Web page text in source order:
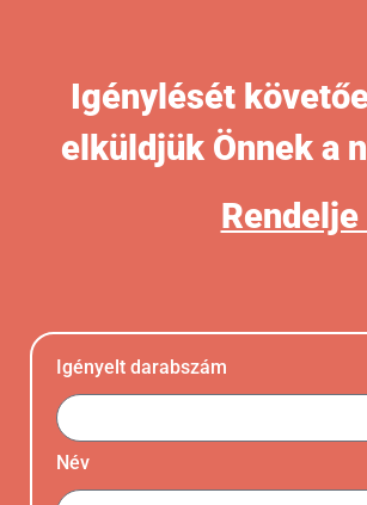
Igénylését
elküldjük Önnek a
Igényelt darabszám
Név